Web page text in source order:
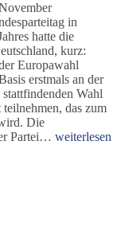
in
hatte die
kurz:
Europawahl
erstmals an der
Wahl
das zum
Die
Partei…DieBasis
weiterlesen